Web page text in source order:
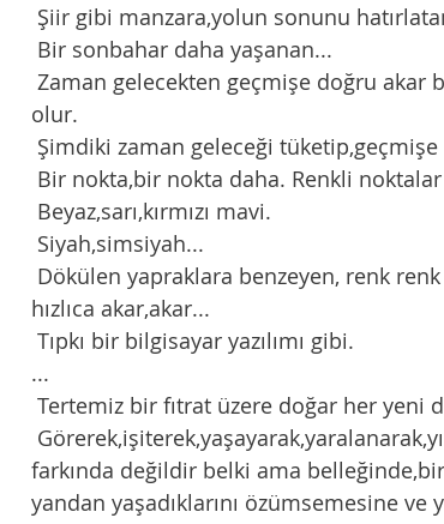
Şiir gibi manzara,yolun sonunu
Bir sonbahar daha yaşanan...
olur.
Şimdiki zaman geleceği tüketip,geçmişe
Bir nokta,bir nokta daha. Renkli
Beyaz,sarı,kırmızı mavi.
Siyah,simsiyah...
hızlıca akar,akar...
Tıpkı bir bilgisayar yazılımı gibi.
...
Tertemiz bir fıtrat üzere doğar her yeni
farkında değildir belki ama
yandan yaşadıklarını özümsemesine